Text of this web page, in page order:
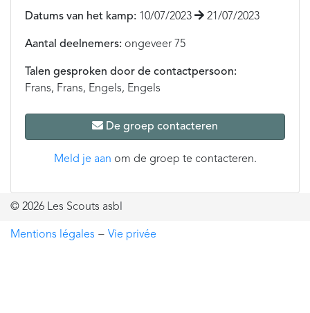
Datums van het kamp: 10/07/2023 21/07/2023
Aantal deelnemers: ongeveer 75
Talen gesproken door de contactpersoon:
Frans, Frans, Engels, Engels
De groep contacteren
Meld je aan om de groep te contacteren.
© 2026 Les Scouts asbl
Mentions légales − Vie privée